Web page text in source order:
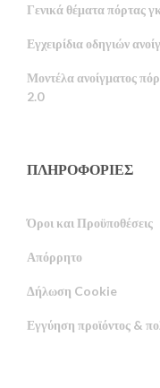
Γενικά θέματα πόρτας
Εγχειρίδια οδηγιών
Μοντέλα ανοίγματος
2.0
ΠΛΗΡΟΦΟΡΙΕΣ
Όροι και Προϋποθέσεις
Απόρρητο
Δήλωση Cookie
Εγγύηση προϊόντος &